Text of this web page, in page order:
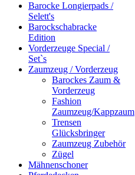
Barocke Longierpads /
Selett's
Barockschabracke
Edition
Vorderzeuge Special /
Set`s
Zaumzeug / Vorderzeug
Barockes Zaum &
Vorderzeug
Fashion
Zaumzeug/Kappzaum
Trensen
Glücksbringer
Zaumzeug Zubehör
Zügel
Mähnenschoner